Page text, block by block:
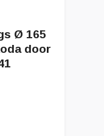
Ø 165
door